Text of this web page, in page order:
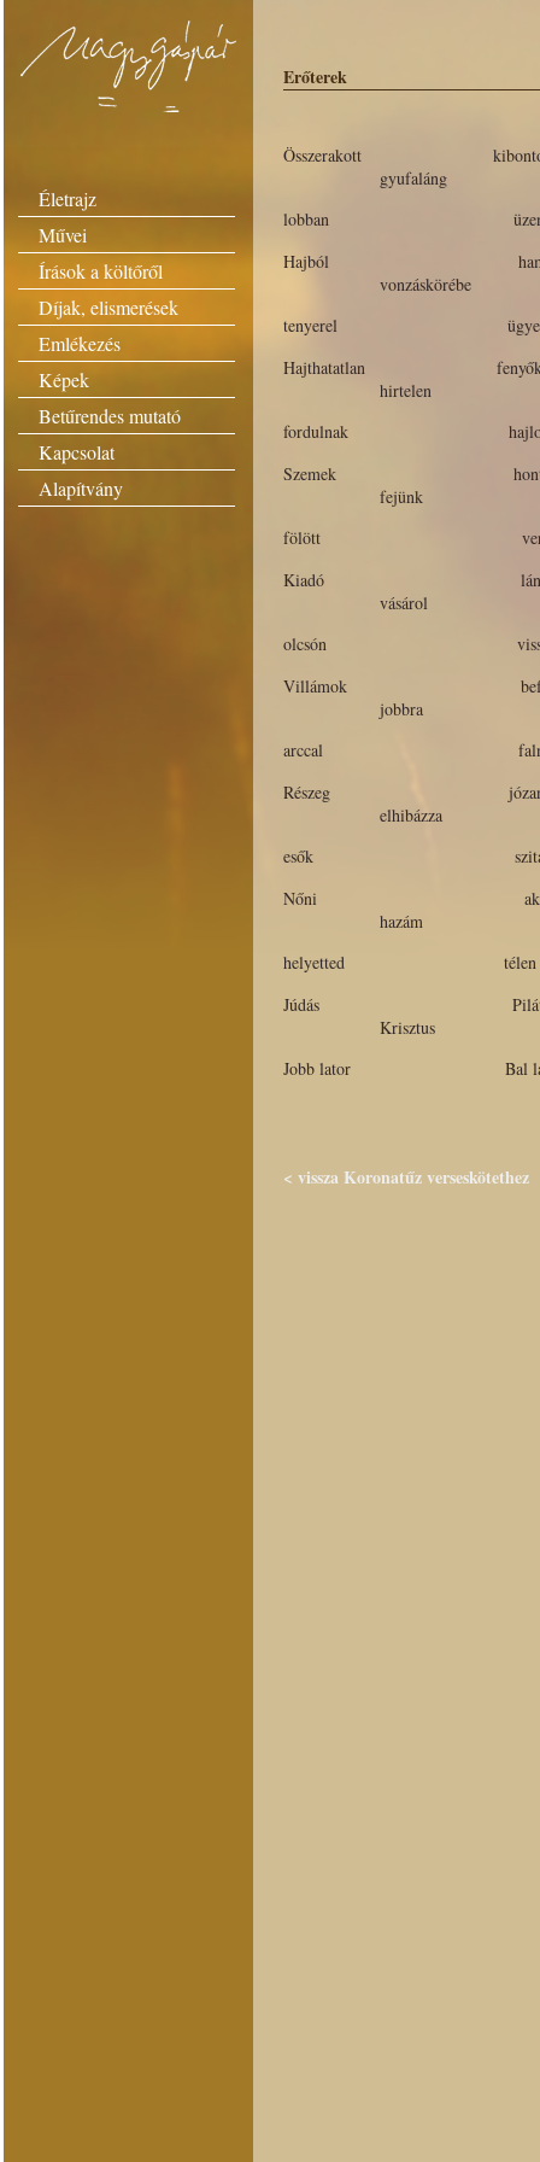
Életrajz
Művei
Írások a költőről
Díjak, elismerések
Emlékezés
Képek
Betűrendes mutató
Kapcsolat
Alapítvány
Erőterek
Összerakott
gyufaláng
lobban
Hajból
vonzáskörébe
tenyerel
Hajthatatlan
hirtelen
fordulnak
Szemek
fejünk
fölött
Kiadó
vásárol
olcsón
Villámok
jobbra
arccal
Részeg
elhibázza
esők
Nőni
hazám
helyetted télen
Júdás
Krisztus
Jobb lator Bal
< vissza Koronatűz verseskötethez